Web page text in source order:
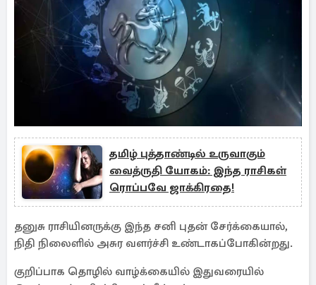
தமிழ் புத்தாண்டில் உருவாகும்
வைத்ருதி யோகம்: இந்த ராசிகள்
ரொப்பவே ஜாக்கிரதை!
தனுசு ராசியினருக்கு இந்த சனி புதன் சேர்க்கையால்,
நிதி நிலைளில் அசுர வளர்ச்சி உண்டாகப்போகின்றது.
குறிப்பாக தொழில் வாழ்க்கையில் இதுவரையில்